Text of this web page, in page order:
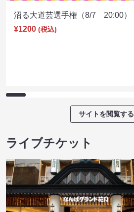
沼る大道芸選手権（8/7 20:00）
¥1200 (税込)
サイトを閲覧する
ライブチケット